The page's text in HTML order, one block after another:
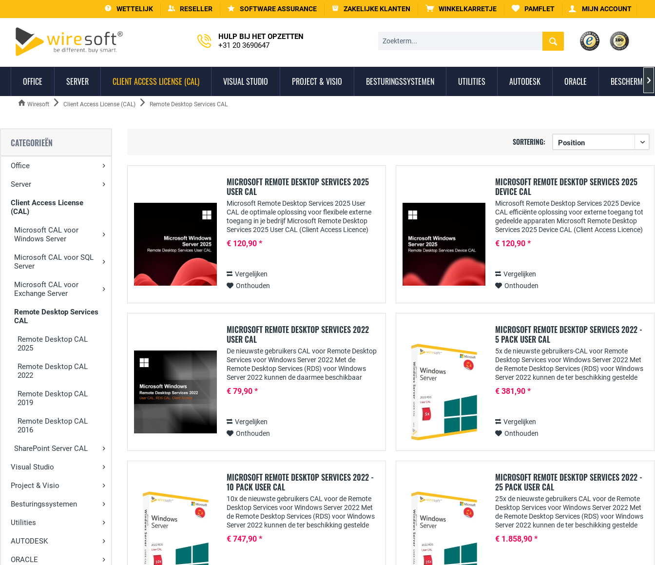
WETTELIJK RESELLER SOFTWARE ASSURANCE ZAKELIJKE KLANTEN WINKELKARRETJE PAMFLET MIJN ACCOUNT
HULP BIJ HET OPZETTEN
+31 20 3690647
OFFICE SERVER CLIENT ACCESS LICENSE (CAL) VISUAL STUDIO PROJECT & VISIO BESTURINGSSYSTEMEN UTILITIES AUTODESK ORACLE 
Wiresoft Client Access License (CAL) Remote Desktop Services CAL
CATEGORIEËN
Office
Server
Client Access License
(CAL)
Microsoft CAL voor
Windows Server
Microsoft CAL voor SQL
Server
Microsoft CAL voor
Exchange Server
Remote Desktop Services
CAL
Remote Desktop CAL
2025
Remote Desktop CAL
2022
Remote Desktop CAL
2019
Remote Desktop CAL
2016
SharePoint Server CAL
Visual Studio
Project & Visio
Besturingssystemen
Utilities
AUTODESK
ORACLE
SORTERING:
MICROSOFT REMOTE DESKTOP SERVICES 2025
USER CAL
Microsoft Remote Desktop Services 2025 User
CAL de optimale oplossing voor flexibele externe
toegang in je bedrijf Microsoft Remote Desktop
Services 2025 User CAL (Client Access Licence)
€ 120,90 *
Vergelijken
Onthouden
MICROSOFT REMOTE DESKTOP SERVICES 2025
DEVICE CAL
Microsoft Remote Desktop Services 2025 Device
CAL efficiënte oplossing voor externe toegang tot
gedeelde apparaten Microsoft Remote Desktop
Services 2025 Device CAL (Client Access Licence)
€ 120,90 *
Vergelijken
Onthouden
MICROSOFT REMOTE DESKTOP SERVICES 2022
USER CAL
De nieuwste gebruikers CAL voor Remote Desktop
Services voor Windows Server 2022 Met de
Remote Desktop Services (RDS) voor Windows
Server 2022 kunnen de daarmee beschikbaar
worden gesteld...
€ 79,90 *
Vergelijken
Onthouden
MICROSOFT REMOTE DESKTOP SERVICES 2022 -
5 PACK USER CAL
5x de nieuwste gebruikers-CAL voor Remote
Desktop Services voor Windows Server 2022 Met
de Remote Desktop Services (RDS) voor Windows
Server 2022 kunnen de ter beschikking gestelde
gesteld voor...
€ 381,90 *
Vergelijken
Onthouden
MICROSOFT REMOTE DESKTOP SERVICES 2022 -
10 PACK USER CAL
10x de nieuwste gebruikers CAL voor de Remote
Desktop Services voor Windows Server 2022 Met
de Remote Desktop Services (RDS) voor Windows
Server 2022 kunnen de ter beschikking gestelde
gesteld...
€ 747,90 *
MICROSOFT REMOTE DESKTOP SERVICES 2022 -
25 PACK USER CAL
25x de nieuwste gebruikers CAL voor de Remote
Desktop Services voor Windows Server 2022 Met
de Remote Desktop Services (RDS) voor Windows
Server 2022 kunnen de ter beschikking gestelde
gesteld...
€ 1.858,90 *